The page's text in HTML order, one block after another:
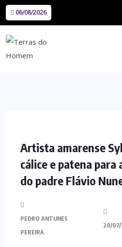
06/08/2026
Artista amarense
cálice e patena para
do padre Flávio
PEDRO ANTUNES
PEREIRA
20/